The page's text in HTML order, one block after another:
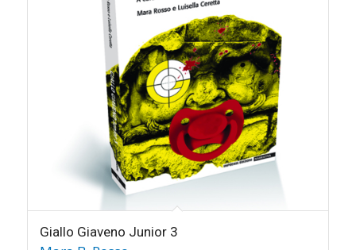
Giallo Giaveno Junior 3